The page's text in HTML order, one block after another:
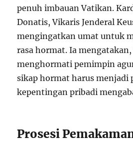
penuh imbauan Vatikan.
Donatis, Vikaris Jenderal
mengingatkan umat untuk
rasa hormat. Ia
menghormati pemimpin
sikap hormat harus menjadi
kepentingan pribadi
Prosesi